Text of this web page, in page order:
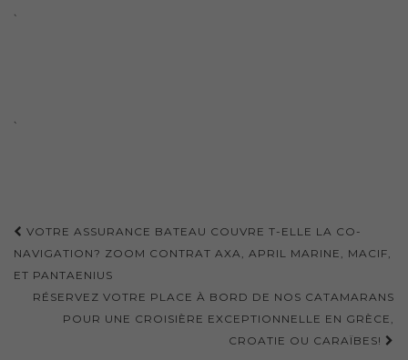
`
`
Navigation
d'article
VOTRE ASSURANCE BATEAU COUVRE T-ELLE LA CO-
NAVIGATION? ZOOM CONTRAT AXA, APRIL MARINE, MACIF,
ET PANTAENIUS
RÉSERVEZ VOTRE PLACE À BORD DE NOS CATAMARANS
POUR UNE CROISIÈRE EXCEPTIONNELLE EN GRÈCE,
CROATIE OU CARAÏBES!